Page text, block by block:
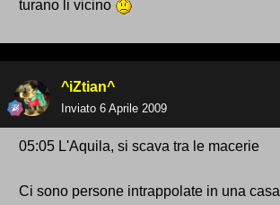
turano li vicino
^iZtian^
Inviato 6 Aprile 2009
05:05 L'Aquila, si scava tra le macerie
Ci sono persone intrappolate in una